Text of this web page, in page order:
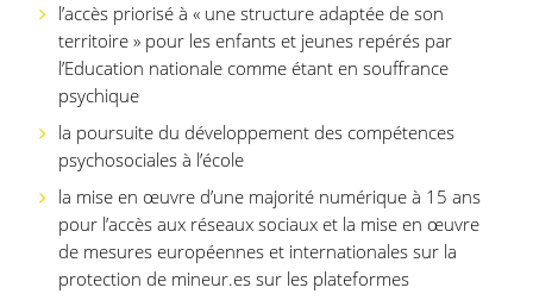
l’accès priorisé à « une structure adaptée de son
territoire » pour les enfants et jeunes repérés par
l’Education nationale comme étant en souffrance
psychique
la poursuite du développement des compétences
psychosociales à l’école
la mise en œuvre d’une majorité numérique à 15 ans
pour l’accès aux réseaux sociaux et la mise en œuvre
de mesures européennes et internationales sur la
protection de mineur.es sur les plateformes